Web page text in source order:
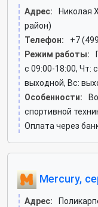
Адрес:
Николая
район)
Телефон:
+7
Режим работы:
c 09:00-18:00, Чт:
выходной, Вс:
Особенности:
спортивной
Оплата через
Mercury,
Адрес: